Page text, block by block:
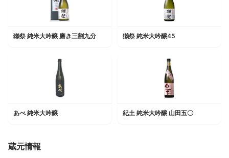
獺祭 純米大吟醸 磨き三割九分 獺祭 純米大吟醸45
あべ 純米大吟醸 紀土 純米大吟醸 山田五〇
蔵元情報